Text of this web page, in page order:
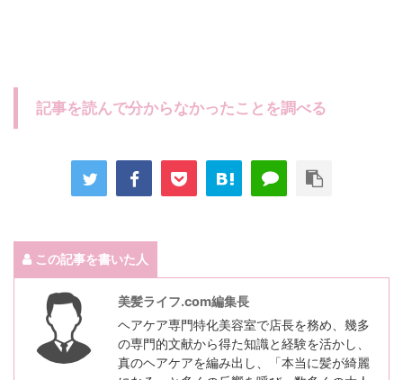
記事を読んで分からなかったことを調べる
この記事を書いた人
美髪ライフ.com編集長
ヘアケア専門特化美容室で店長を務め、幾多
の専門的文献から得た知識と経験を活かし、
真のヘアケアを編み出し、「本当に髪が綺麗